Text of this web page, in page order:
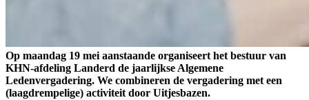
Op maandag 19 mei aanstaande organiseert het bestuur van
KHN-afdeling Landerd de jaarlijkse Algemene
Ledenvergadering. We combineren de vergadering met een
(laagdrempelige) activiteit door Uitjesbazen.